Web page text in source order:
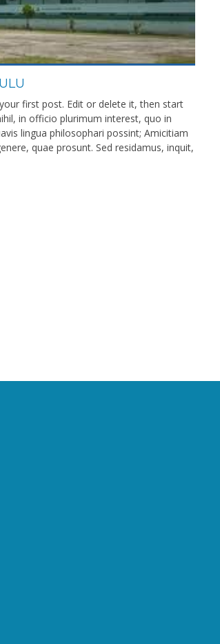
first post. Edit or delete it, then start
in officio plurimum interest, quo in
lingua philosophari possint; Amicitiam
quae prosunt. Sed residamus, inquit,